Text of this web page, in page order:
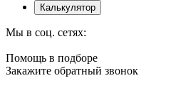
Калькулятор
Мы в соц. сетях:
Помощь в подборе
Закажите обратный звонок